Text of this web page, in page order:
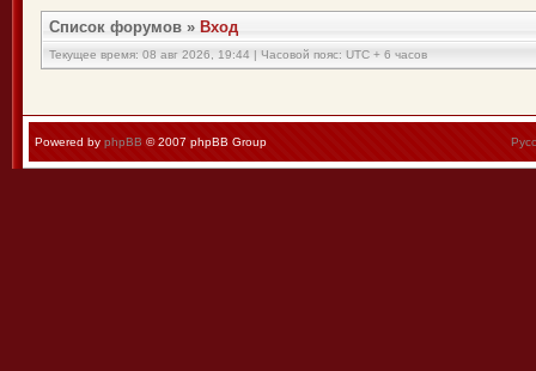
Список форумов » Вход
Текущее время: 08 авг 2026, 19:44 | Часовой пояс: UTC + 6 часов
Powered by phpBB © 2007 phpBB Group